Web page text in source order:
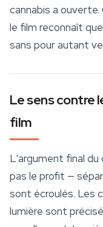
cannabis a
le film reconnaît
sans pour autant
Le sens contre
film
L'argument final
pas le profit —
sont écroulés. Les
lumière sont